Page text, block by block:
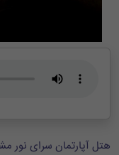
هتل آپارتمان سرای نور